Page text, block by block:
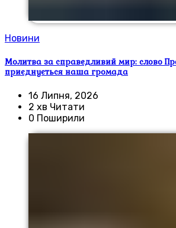
Новини
Молитва за справедливий мир: слово
приєднується наша громада
16 Липня, 2026
2 хв Читати
0 Поширили